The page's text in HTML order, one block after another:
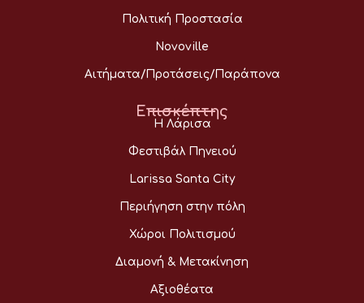
Πολιτική Προστασία
Novoville
Αιτήματα/Προτάσεις/Παράπονα
Επισκέπτης
Η Λάρισα
Φεστιβάλ Πηνειού
Larissa Santa City
Περιήγηση στην πόλη
Χώροι Πολιτισμού
Διαμονή & Μετακίνηση
Αξιοθέατα